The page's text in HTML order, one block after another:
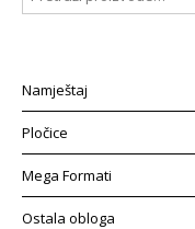
Namještaj
Pločice
Mega Formati
Ostala obloga